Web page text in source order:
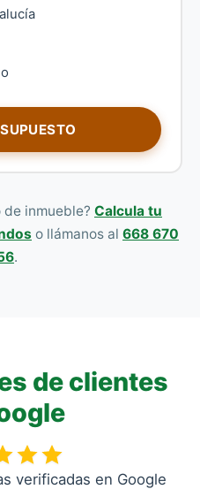
inmueble? Calcula tu
o llámanos al 668 670
.
de clientes
verificadas en Google